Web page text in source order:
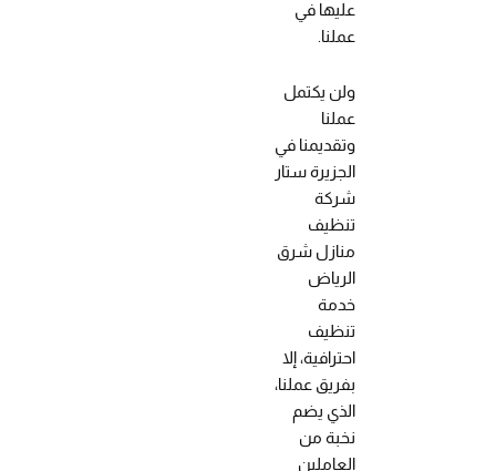
عليها في
عملنا.
ولن يكتمل
عملنا
وتقديمنا في
الجزيرة ستار
شركة
تنظيف
منازل شرق
الرياض
خدمة
تنظيف
احترافية، إلا
بفريق عملنا،
الذي يضم
نخبة من
العاملين